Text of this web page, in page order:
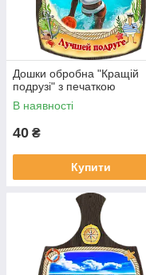
Дошки обробна "Кращій
подрузі" з печаткою
В наявності
40 ₴
Купити